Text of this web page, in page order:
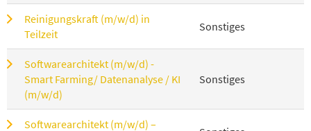
Reinigungskraft (m/w/d) in
Teilzeit
Sonstiges
Softwarearchitekt (m/w/d) -
Smart Farming/ Datenanalyse / KI
(m/w/d)
Sonstiges
Softwarearchitekt (m/w/d) –